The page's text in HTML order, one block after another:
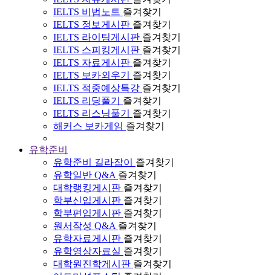
IELTS 비법노트 즐겨찾기
IELTS 정보게시판 즐겨찾기
IELTS 라이팅게시판 즐겨찾기
IELTS 스피킹게시판 즐겨찾기
IELTS 자료게시판 즐겨찾기
IELTS 보카외우기
즐겨찾기
IELTS 적중예상특강 즐겨찾기
IELTS 리딩풀기
즐겨찾기
IELTS 리스닝풀기
즐겨찾기
해커스 보카게임 즐겨찾기
유학준비
유학준비 길라잡이
즐겨찾기
유학일반 Q&A 즐겨찾기
대학랭킹게시판 즐겨찾기
학부신입게시판 즐겨찾기
학부편입게시판 즐겨찾기
원서작성 Q&A 즐겨찾기
유학자료게시판 즐겨찾기
유학영상자료실 즐겨찾기
대학원진학게시판 즐겨찾기